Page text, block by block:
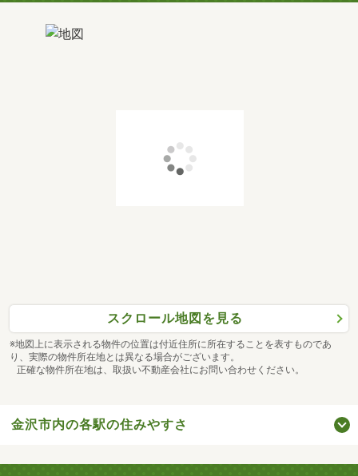
スクロール地図を見る
※地図上に表示される物件の位置は付近住所に所在することを表すものであ
り、実際の物件所在地とは異なる場合がございます。
正確な物件所在地は、取扱い不動産会社にお問い合わせください。
金沢市内の各駅の住みやすさ